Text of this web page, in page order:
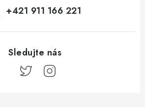
+421 911 166 221